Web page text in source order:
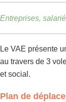
Entreprises,
Le VAE présente
au travers de 3
et social.
Plan de